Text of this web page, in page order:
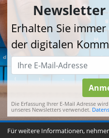
Erhalten Sie
der digitalen
Die Erfassung Ihrer E-Mail Adresse
unseres Newsletters verwendet.
Für weitere Informationen,